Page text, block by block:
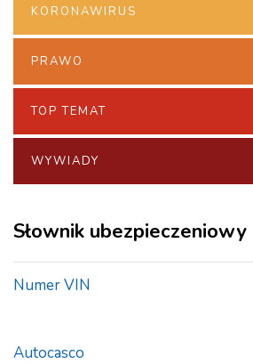
KORONAWIRUS
PRAWO
TOP TEMAT
WYWIADY
Słownik ubezpieczeniowy
Numer VIN
Autocasco